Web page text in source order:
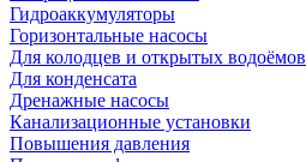
Гидроаккумуляторы
Горизонтальные насосы
Для колодцев и открытых водоёмов
Для конденсата
Дренажные насосы
Канализационные установки
Повышения давления